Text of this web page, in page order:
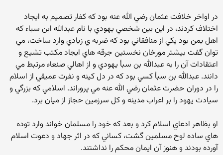
در اواخر خلافت عثمان رضي الله عنه بود که کفار تصميم به ايجاد
اختلاف کردند، در اين بين شخصي يهودي با نام عبدالله ابن سباء که
اهل يمن بود يکي از منافقاني بود که ضربه ي زيادي وارد ساخت، مي
توان گفت بيشتر مورخان نخستين جرقه هاي ايجاد مکتب تشيع و
اعتقادات آن را به عبدالله بن سبأ يهودي و از اهالي صنعاء مرتبط مي
دانند. عبدالله بن سبأ کسي بود که در دل کينه و نفرت عميقي از اسلام
را در دوران حضرت عثمان رضي الله عنه مي پروراند. اسلامي که بزرگي و
سيادت يهود را بر اعراب مدينه و کل سرزمين حجاز از ميان برد.
او بظاهر ادعاي اسلام کرد و بعد که خود را مسلمان خواند وارد توده
هاي ساده لوح مسلمين گشت، کساني که در اثر جهاد و دعوت اسلام
آورده بودند و هنوز آن ايمان محکم را نداشتند.